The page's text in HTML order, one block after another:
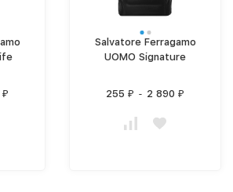
₽
Salvatore Ferragamo
UOMO Signature
255 ₽ - 2 890 ₽